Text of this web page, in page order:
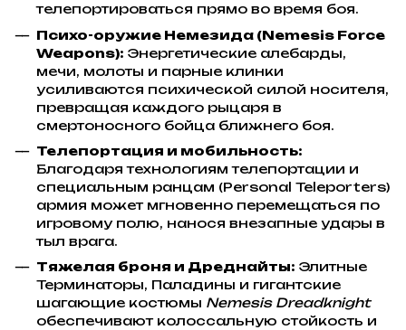
телепортироваться прямо во время боя.
Психо-оружие Немезида (Nemesis Force
Weapons): Энергетические алебарды,
мечи, молоты и парные клинки
усиливаются психической силой носителя,
превращая каждого рыцаря в
смертоносного бойца ближнего боя.
Телепортация и мобильность:
Благодаря технологиям телепортации и
специальным ранцам (Personal Teleporters)
армия может мгновенно перемещаться по
игровому полю, нанося внезапные удары в
тыл врага.
Тяжелая броня и Дреднайты: Элитные
Терминаторы, Паладины и гигантские
шагающие костюмы Nemesis Dreadknight
обеспечивают колоссальную стойкость и